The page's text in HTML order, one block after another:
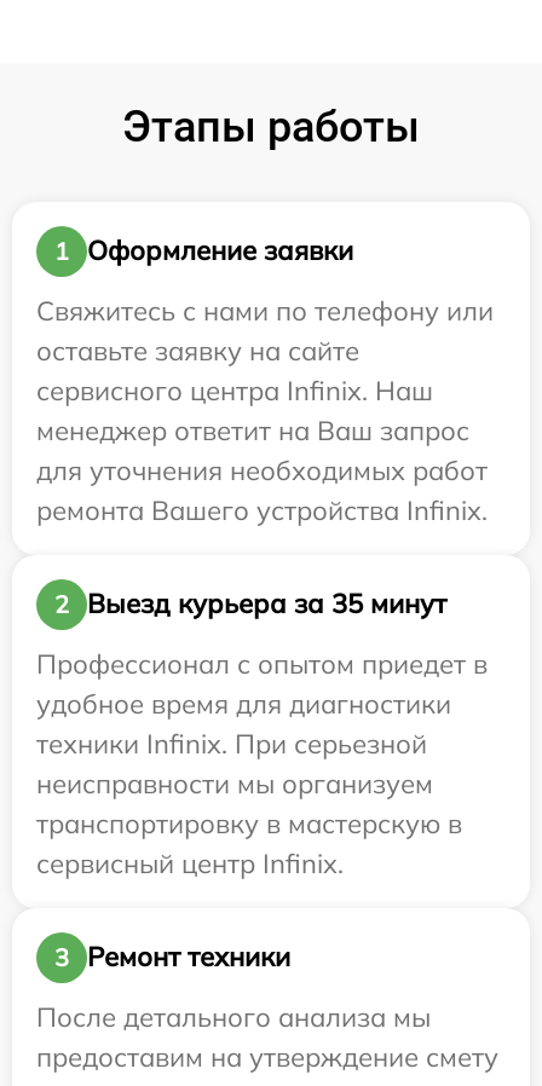
Этапы работы
1
Оформление заявки
Свяжитесь с нами по телефону или
оставьте заявку на сайте
сервисного центра Infinix. Наш
менеджер ответит на Ваш запрос
для уточнения необходимых работ
ремонта Вашего устройства Infinix.
2
Выезд курьера за 35 минут
Профессионал с опытом приедет в
удобное время для диагностики
техники Infinix. При серьезной
неисправности мы организуем
транспортировку в мастерскую в
сервисный центр Infinix.
3
Ремонт техники
После детального анализа мы
предоставим на утверждение смету